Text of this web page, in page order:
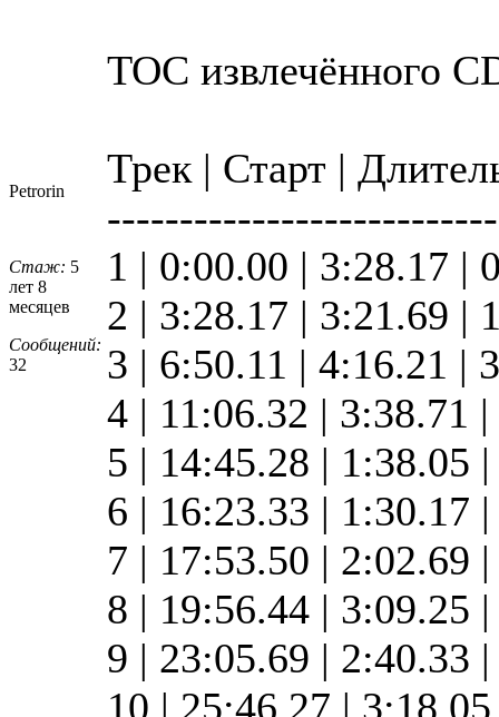
Petrorin
Стаж: 5
лет 8
месяцев
Сообщений:
32
TOC извлечённого
Трек | Старт |
1 | 0:00.00 | 3:28.17 |
2 | 3:28.17 | 3:21.69 |
3 | 6:50.11 | 4:16.21 |
4 | 11:06.32 | 3:38.71
5 | 14:45.28 | 1:38.05
6 | 16:23.33 | 1:30.17
7 | 17:53.50 | 2:02.69
8 | 19:56.44 | 3:09.25
9 | 23:05.69 | 2:40.33
10 | 25:46.27 |